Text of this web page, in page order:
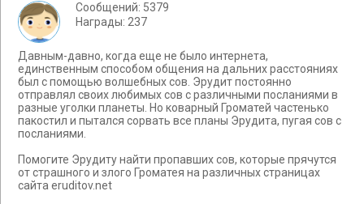
Сообщений: 5379
Награды: 237
Давным-давно, когда еще не было интернета,
единственным способом общения на дальних расстояниях
был с помощью волшебных сов. Эрудит постоянно
отправлял своих любимых сов с различными посланиями в
разные уголки планеты. Но коварный Громатей частенько
пакостил и пытался сорвать все планы Эрудита, пугая сов с
посланиями.
Помогите Эрудиту найти пропавших сов, которые прячутся
от страшного и злого Громатея на различных страницах
сайта eruditov.net